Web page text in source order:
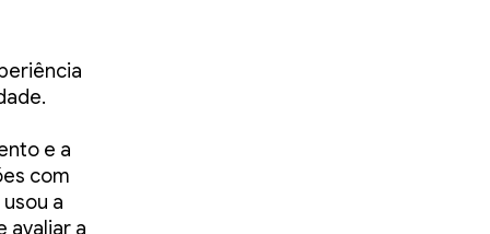
e a
com
usou a
avaliar a